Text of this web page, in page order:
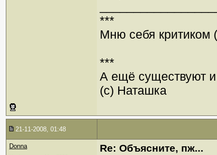
***
Мню себя критиком
***
А ещё существуют и
(с) Наташка
21-11-2008, 01:48
Donna Re: Объясните, пж...